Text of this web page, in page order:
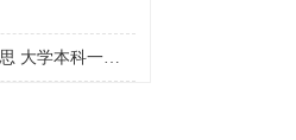
本科一批二批是什么意思 大学本科一批二批是什么意思